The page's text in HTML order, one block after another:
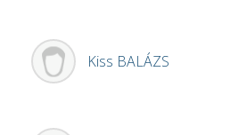
Kiss BALÁZS